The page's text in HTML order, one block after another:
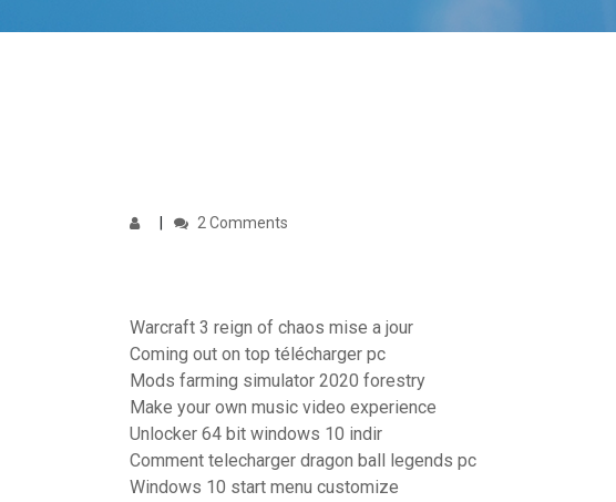
2 Comments
Warcraft 3 reign of chaos mise a jour
Coming out on top télécharger pc
Mods farming simulator 2020 forestry
Make your own music video experience
Unlocker 64 bit windows 10 indir
Comment telecharger dragon ball legends pc
Windows 10 start menu customize